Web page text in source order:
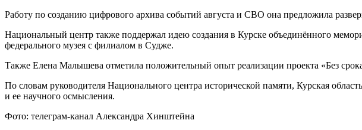
Работу по созданию цифрового архива событий августа и СВО она предложила
Национальный центр также поддержал идею создания в Курске объединённого
федерального музея с филиалом в Судже.
Также Елена Малышева отметила положительный опыт реализации проекта «Без
По словам руководителя Национального центра исторической памяти, Курская
и ее научного осмысления.
Фото: телеграм-канал Александра Хинштейна